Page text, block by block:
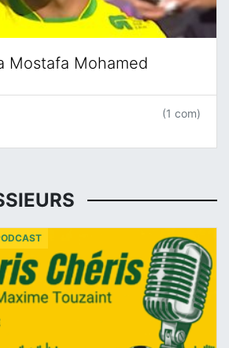
Mostafa Mohamed
(1 com)